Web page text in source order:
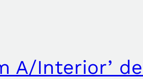
A/Interior’